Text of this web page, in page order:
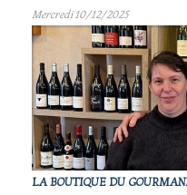
Mercredi 10/12/2025
LA BOUTIQUE DU